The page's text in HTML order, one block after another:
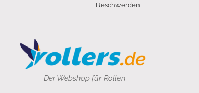
Beschwerden
Der Webshop für Rollen